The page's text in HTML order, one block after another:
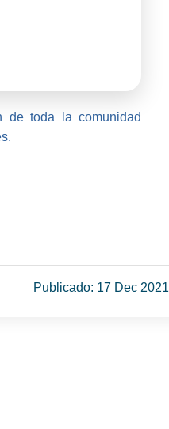
de toda la comunidad
Publicado: 17 Dec 2021